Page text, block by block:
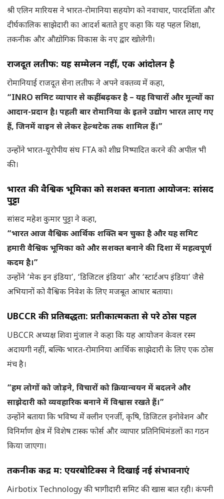
श्री एलिन मारियस ने भारत-रोमानिया सहयोग को नवाचार, पारदर्शिता और
दीर्घकालिक साझेदारी का आदर्श बताते हुए कहा कि यह पहल शिक्षा,
तकनीक और औद्योगिक विकास के नए द्वार खोलेगी।
राजदूत लतीफ: यह सम्मेलन नहीं, एक आंदोलन है
रोमानियाई राजदूत सेना लतीफ ने अपने वक्तव्य में कहा,
“INRO समिट व्यापार से कहीं बढ़कर है – यह विचारों और मूल्यों का
आदान-प्रदान है। पहली बार रोमानिया के इतने उद्योग भारत लाए गए
हैं, जिनमें वाइन से लेकर हेल्थटेक तक शामिल हैं।”
उन्होंने भारत-यूरोपीय संघ FTA को शीघ्र निष्पादित करने की अपील भी
की।
भारत की वैश्विक भूमिका को सशक्त बनाता आयोजन: सांसद
पुट्टा
सांसद महेश कुमार पुट्टा ने कहा,
“भारत आज वैश्विक आर्थिक शक्ति बन चुका है और यह समिट
हमारी वैश्विक भूमिका को और सशक्त बनाने की दिशा में महत्वपूर्ण
कदम है।”
उन्होंने ‘मेक इन इंडिया’, ‘डिजिटल इंडिया’ और ‘स्टार्टअप इंडिया’ जैसे
अभियानों को वैश्विक निवेश के लिए मजबूत आधार बताया।
UBCCR की प्रतिबद्धता: प्रतीकात्मकता से परे ठोस पहल
UBCCR अध्यक्ष शिवा मुंजाल ने कहा कि यह आयोजन केवल रस्म
अदायगी नहीं, बल्कि भारत-रोमानिया आर्थिक साझेदारी के लिए एक ठोस
मंच है।
“हम लोगों को जोड़ने, विचारों को क्रियान्वयन में बदलने और
साझेदारी को व्यवहारिक बनाने में विश्वास रखते हैं।”
उन्होंने बताया कि भविष्य में क्लीन एनर्जी, कृषि, डिजिटल इनोवेशन और
विनिर्माण क्षेत्र में विशेष टास्क फोर्स और व्यापार प्रतिनिधिमंडलों का गठन
किया जाएगा।
तकनीक केंद्र में: एयरबोटिक्स ने दिखाई नई संभावनाएं
Airbotix Technology की भागीदारी समिट की खास बात रही। कंपनी